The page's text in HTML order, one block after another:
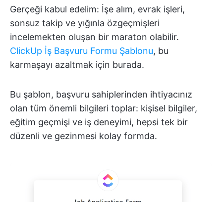
Gerçeği kabul edelim: İşe alım, evrak işleri,
sonsuz takip ve yığınla özgeçmişleri
incelemekten oluşan bir maraton olabilir.
ClickUp İş Başvuru Formu Şablonu, bu
karmaşayı azaltmak için burada.
Bu şablon, başvuru sahiplerinden ihtiyacınız
olan tüm önemli bilgileri toplar: kişisel bilgiler,
eğitim geçmişi ve iş deneyimi, hepsi tek bir
düzenli ve gezinmesi kolay formda.